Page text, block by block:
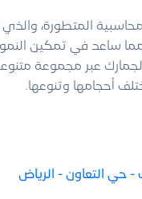
المتطورة،
مما ساعد في تمكين
عبر مجموعة
أحجامها وتنوعها.
حي التعاون - الرياض